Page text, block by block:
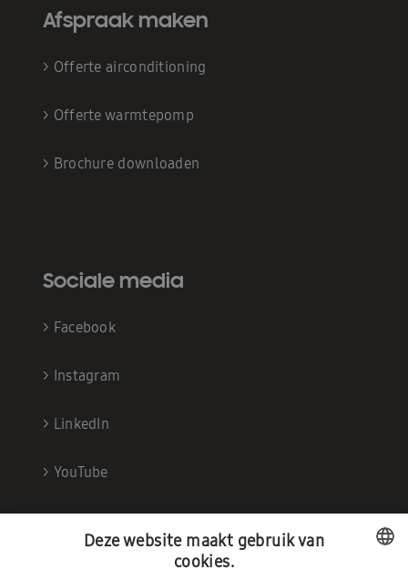
Afspraak maken
> Offerte airconditioning
> Offerte warmtepomp
> Brochure downloaden
Sociale media
> Facebook
> Instagram
> LinkedIn
> YouTube
Deze website maakt gebruik van
cookies.